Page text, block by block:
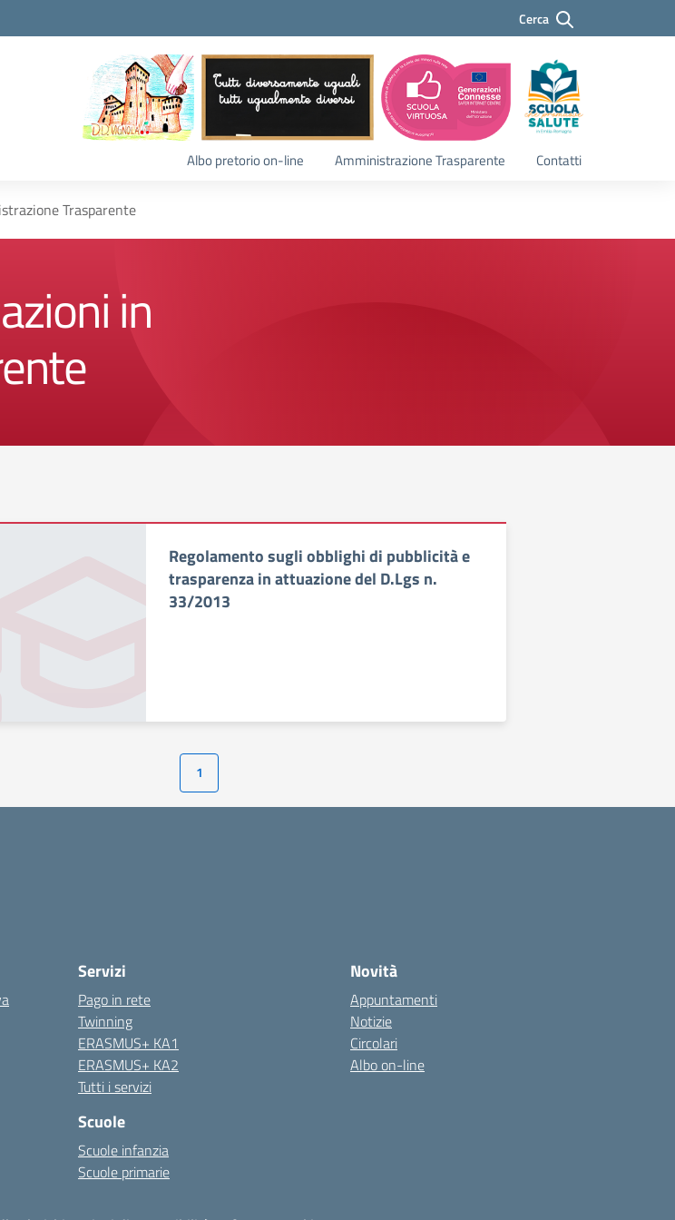
Cerca
Cerca
Albo pretorio on-line Amministrazione Trasparente Contatti
Trasparente
in
Regolamento sugli obblighi di pubblicità e
trasparenza in attuazione del D.Lgs n.
33/2013
1
Servizi
Pago in rete
Twinning
ERASMUS+ KA1
ERASMUS+ KA2
Tutti i servizi
Scuole
Scuole infanzia
Scuole primarie
Novità
Appuntamenti
Notizie
Circolari
Albo on-line